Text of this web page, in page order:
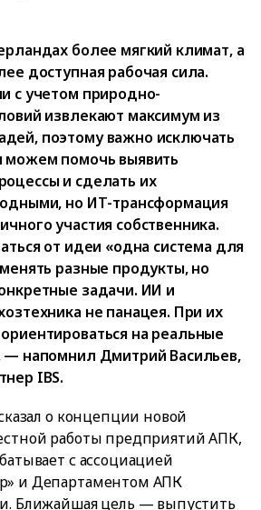
более мягкий климат, а
доступная рабочая сила.
с учетом природно-
извлекают максимум из
поэтому важно исключать
помочь выявить
и сделать их
но ИТ-трансформация
участия собственника.
от идеи «одна система для
разные продукты, но
задачи. ИИ и
не панацея. При их
на реальные
— напомнил Дмитрий Васильев,
IBS.
о концепции новой
работы предприятий АПК,
с ассоциацией
и Департаментом АПК
Ближайшая цель — выпустить